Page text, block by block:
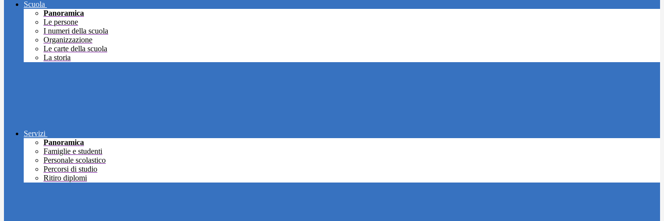
Scuola
Panoramica
Le persone
I numeri della scuola
Organizzazione
Le carte della scuola
La storia
Servizi
Panoramica
Famiglie e studenti
Personale scolastico
Percorsi di studio
Ritiro diplomi